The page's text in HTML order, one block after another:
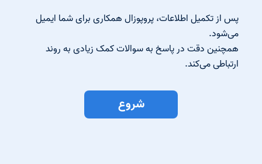
پس از تکمیل اطلاعات، پروپوزال همکاری برای شما ایمیل
می‌شود.
همچنین دقت در پاسخ به سوالات کمک زیادی به روند
ارتباطی می‌کند.
شروع